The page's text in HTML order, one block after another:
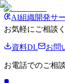
AI組織開発サ
お気軽にご相談
資料DL お問
お電話でのご相